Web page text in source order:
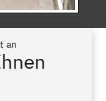
an